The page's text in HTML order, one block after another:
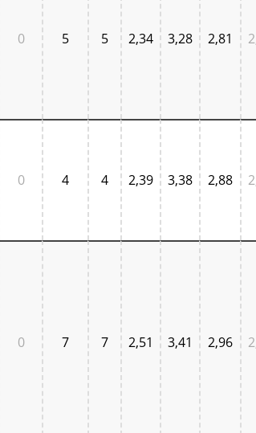
0 5 5 2,34 3,28 2,81
0 4 4 2,39 3,38 2,88
0 7 7 2,51 3,41 2,96